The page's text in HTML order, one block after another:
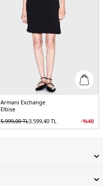
Armani Exchange
Elbise
5.999,00TL3.599,40 TL -%40